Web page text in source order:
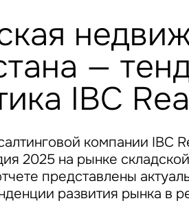
Складская недвижимость
Торговая недвижимость
Стратегический консалтинг
Исследования и аналитика
Оценка
Управление проектами строительства
—
IBC
компании IBC
2025 на рынке
представлены
развития рынка в
Это
Это